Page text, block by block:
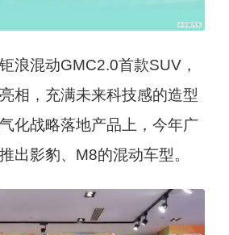
浪混动GMC2.0首款SUV，
相，充满未来科技感的造型
化战略落地产品上，今年广
出影豹、M8的混动车型。